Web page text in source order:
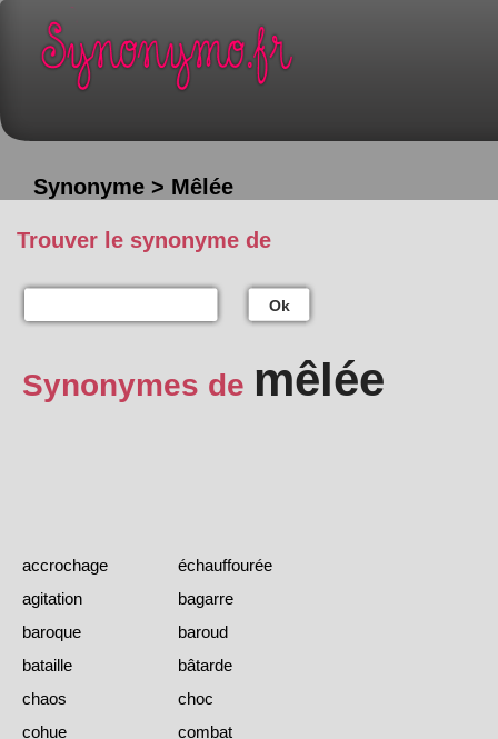
Synonyme > Mêlée
Trouver le synonyme de
Ok
Synonymes de mêlée
accrochage
échauffourée
agitation
bagarre
baroque
baroud
bataille
bâtarde
chaos
choc
cohue
combat